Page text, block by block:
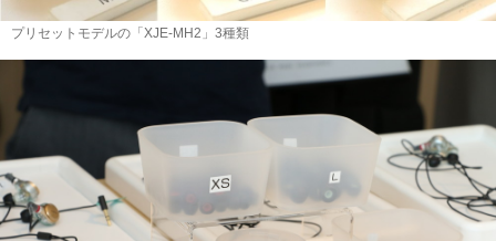
プリセットモデルの「XJE-MH2」3種類